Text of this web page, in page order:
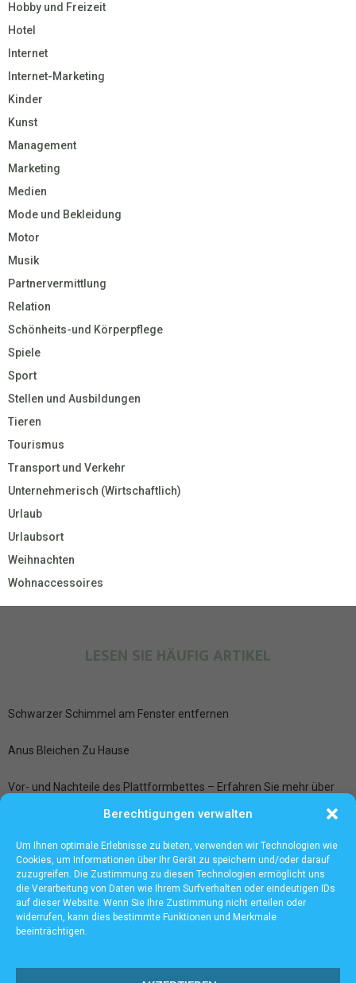
Berechtigungen verwalten
Um Ihnen optimale Erlebnisse zu bieten, verwenden wir Technologien wie
Cookies, um Informationen über Ihr Gerät zu speichern und/oder darauf
zuzugreifen. Die Zustimmung zu diesen Technologien ermöglicht uns
die Verarbeitung von Daten wie Ihrem Surfverhalten oder eindeutigen IDs
auf dieser Website. Wenn Sie Ihre Zustimmung nicht erteilen oder
widerrufen, kann dies bestimmte Funktionen und Merkmale
beeinträchtigen.
Hobby und Freizeit
Hotel
Internet
Internet-Marketing
Kinder
Kunst
Management
Marketing
Medien
Mode und Bekleidung
Motor
Musik
Partnervermittlung
Relation
Schönheits-und Körperpflege
Spiele
Sport
Stellen und Ausbildungen
Tieren
Tourismus
Transport und Verkehr
Unternehmerisch (Wirtschaftlich)
Urlaub
Urlaubsort
Weihnachten
Wohnaccessoires
LESEN SIE HÄUFIG ARTIKEL
Schwarzer Schimmel am Fenster entfernen
Anus Bleichen Zu Hause
Vor- und Nachteile des Plattformbettes – Erfahren Sie mehr über
zusätzlichen Stauraum und mehr
Ledersitze aufbereiten bei der Fahrzeugpflege Frankfurt